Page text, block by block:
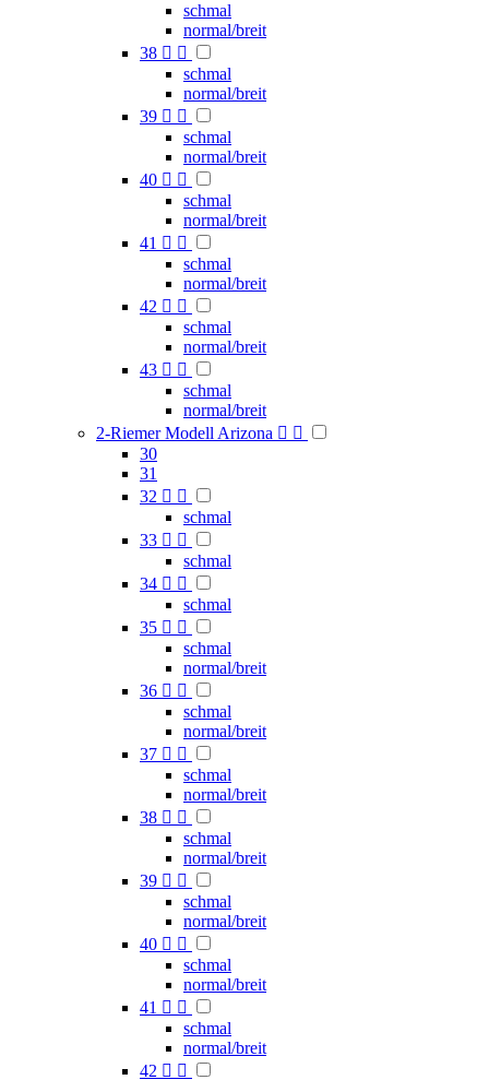
schmal
normal/breit
38  
schmal
normal/breit
39  
schmal
normal/breit
40  
schmal
normal/breit
41  
schmal
normal/breit
42  
schmal
normal/breit
43  
schmal
normal/breit
2-Riemer Modell Arizona  
30
31
32  
schmal
33  
schmal
34  
schmal
35  
schmal
normal/breit
36  
schmal
normal/breit
37  
schmal
normal/breit
38  
schmal
normal/breit
39  
schmal
normal/breit
40  
schmal
normal/breit
41  
schmal
normal/breit
42  